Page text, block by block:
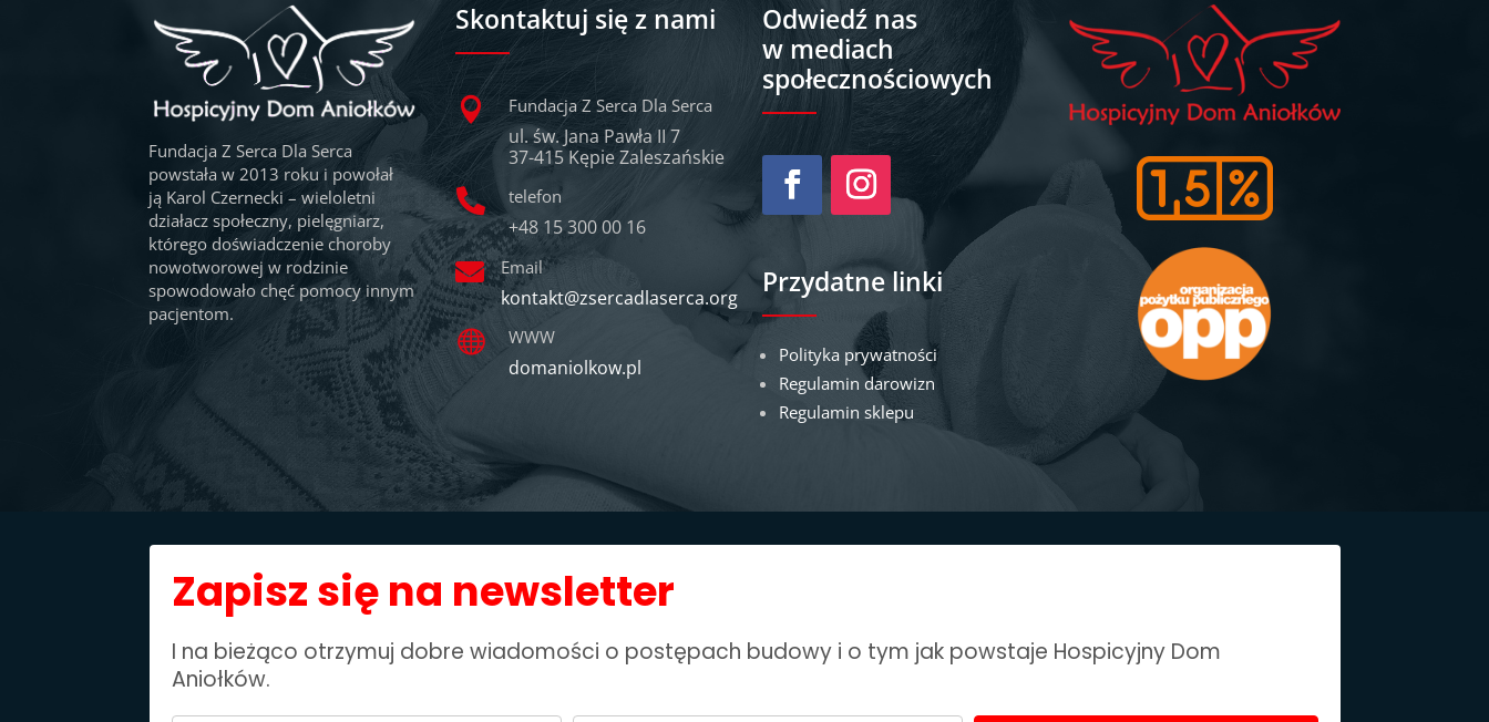
Fundacja Z Serca Dla Serca
powstała w 2013 roku i powołał
ją Karol Czernecki – wieloletni
działacz społeczny, pielęgniarz,
którego doświadczenie choroby
nowotworowej w rodzinie
spowodowało chęć pomocy innym
pacjentom.
Skontaktuj się z nami
 Fundacja Z Serca Dla Serca
ul. św. Jana Pawła II 7
37-415 Kępie Zaleszańskie
 telefon
+48 15 300 00 16
 Email
kontakt@zsercadlaserca.org
 WWW
domaniolkow.pl
Odwiedź nas
w mediach
społecznościowych
Przydatne linki
Polityka prywatności
Regulamin darowizn
Regulamin sklepu
Zapisz się na newsletter
I na bieżąco otrzymuj dobre wiadomości o postępach budowy i o tym jak powstaje Hospicyjny Dom
Aniołków.